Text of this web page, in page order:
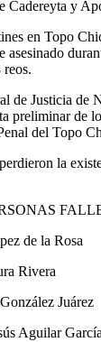
Cadereyta y
en Topo
asesinado
de Justicia de
preliminar de
del Topo
la
de la Rosa
Rivera
Juárez
Aguilar